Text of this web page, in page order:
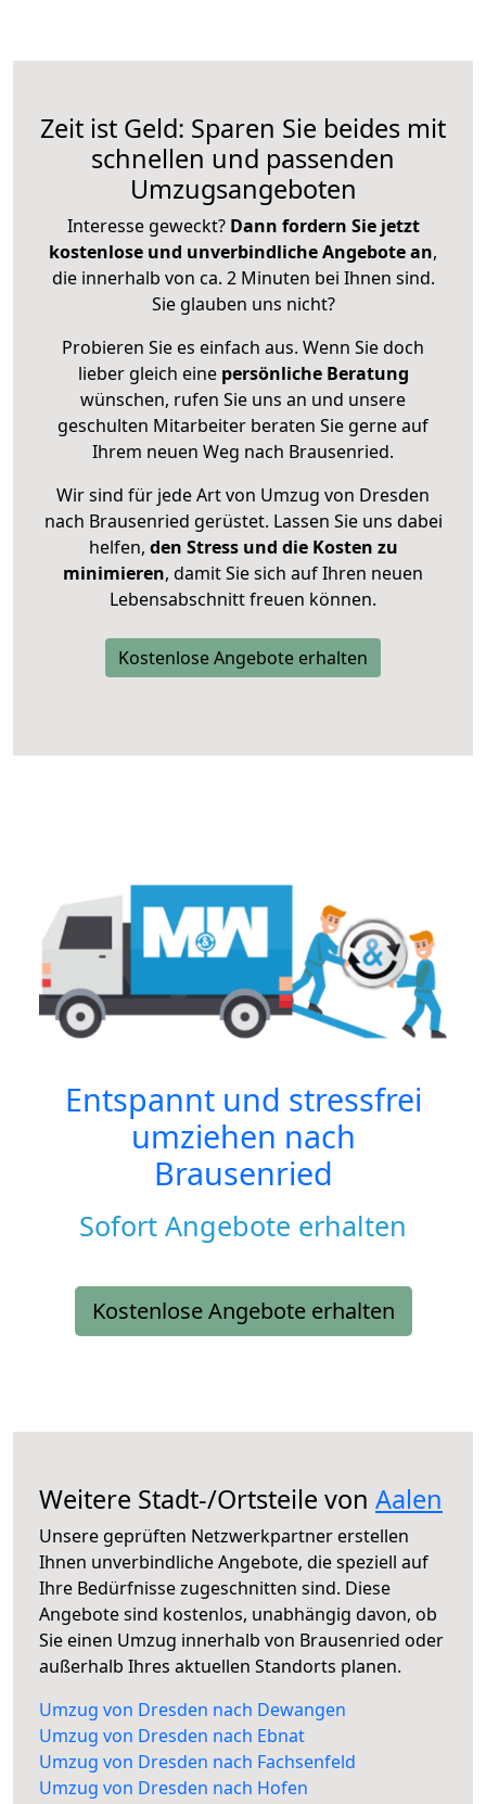
Zeit ist Geld: Sparen Sie beides mit
schnellen und passenden
Umzugsangeboten
Interesse geweckt? Dann fordern Sie jetzt
kostenlose und unverbindliche Angebote an,
die innerhalb von ca. 2 Minuten bei Ihnen sind.
Sie glauben uns nicht?
Probieren Sie es einfach aus. Wenn Sie doch
lieber gleich eine persönliche Beratung
wünschen, rufen Sie uns an und unsere
geschulten Mitarbeiter beraten Sie gerne auf
Ihrem neuen Weg nach Brausenried.
Wir sind für jede Art von Umzug von Dresden
nach Brausenried gerüstet. Lassen Sie uns dabei
helfen, den Stress und die Kosten zu
minimieren, damit Sie sich auf Ihren neuen
Lebensabschnitt freuen können.
Kostenlose Angebote erhalten
Entspannt und stressfrei
umziehen nach
Brausenried
Sofort Angebote erhalten
Kostenlose Angebote erhalten
Weitere Stadt-/Ortsteile von Aalen
Unsere geprüften Netzwerkpartner erstellen
Ihnen unverbindliche Angebote, die speziell auf
Ihre Bedürfnisse zugeschnitten sind. Diese
Angebote sind kostenlos, unabhängig davon, ob
Sie einen Umzug innerhalb von Brausenried oder
außerhalb Ihres aktuellen Standorts planen.
Umzug von Dresden nach Dewangen
Umzug von Dresden nach Ebnat
Umzug von Dresden nach Fachsenfeld
Umzug von Dresden nach Hofen